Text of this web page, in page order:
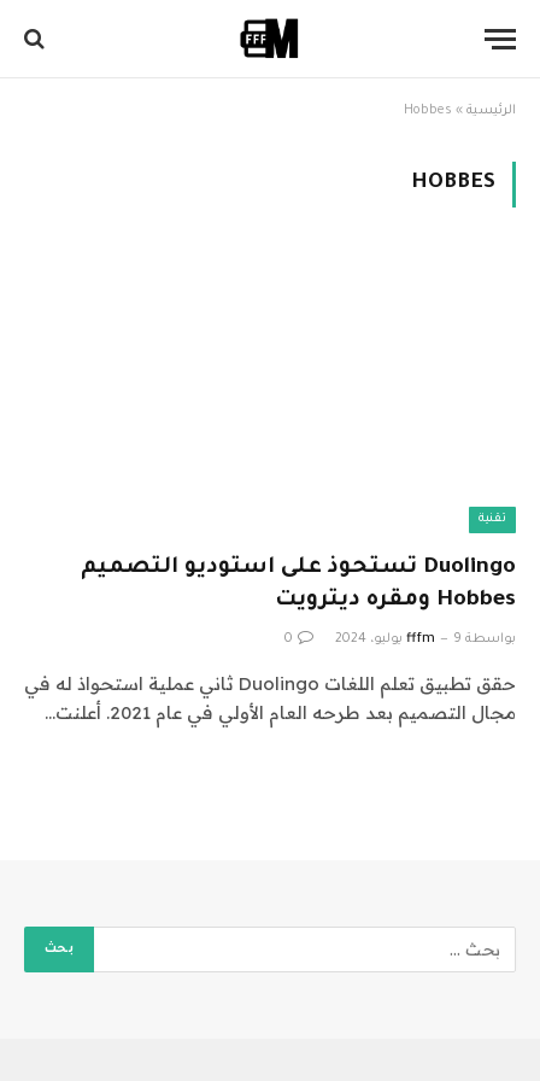
الرئيسية »
Hobbes
HOBBES
تقنية
Duolingo تستحوذ على استوديو التصميم
Hobbes ومقره ديترويت
بواسطة fffm 9 يوليو، 2024 0
حقق تطبيق تعلم اللغات Duolingo ثاني عملية استحواذ له في
مجال التصميم بعد طرحه العام الأولي في عام 2021. أعلنت…